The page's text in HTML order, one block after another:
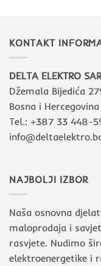
KONTAKT
DELTA ELEKTRO
Džemala Bijedića
Bosna i Hercegovina
Tel.: +387 33 448-
NAJBOLJI IZBOR
Naša osnovna
maloprodaja i
rasvjete. Nudimo
elektroenergetike i